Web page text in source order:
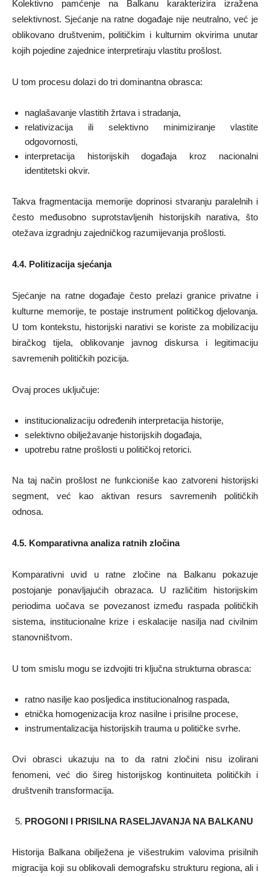
Kolektivno pamćenje na Balkanu karakterizira izražena
selektivnost. Sjećanje na ratne događaje nije neutralno, već je
oblikovano društvenim, političkim i kulturnim okvirima unutar
kojih pojedine zajednice interpretiraju vlastitu prošlost.
U tom procesu dolazi do tri dominantna obrasca:
naglašavanje vlastitih žrtava i stradanja,
relativizacija ili selektivno minimiziranje vlastite
odgovornosti,
interpretacija historijskih događaja kroz nacionalni
identitetski okvir.
Takva fragmentacija memorije doprinosi stvaranju paralelnih i
često međusobno suprotstavljenih historijskih narativa, što
otežava izgradnju zajedničkog razumijevanja prošlosti.
4.4. Politizacija sjećanja
Sjećanje na ratne događaje često prelazi granice privatne i
kulturne memorije, te postaje instrument političkog djelovanja.
U tom kontekstu, historijski narativi se koriste za mobilizaciju
biračkog tijela, oblikovanje javnog diskursa i legitimaciju
savremenih političkih pozicija.
Ovaj proces uključuje:
institucionalizaciju određenih interpretacija historije,
selektivno obilježavanje historijskih događaja,
upotrebu ratne prošlosti u političkoj retorici.
Na taj način prošlost ne funkcioniše kao zatvoreni historijski
segment, već kao aktivan resurs savremenih političkih
odnosa.
4.5. Komparativna analiza ratnih zločina
Komparativni uvid u ratne zločine na Balkanu pokazuje
postojanje ponavljajućih obrazaca. U različitim historijskim
periodima uočava se povezanost između raspada političkih
sistema, institucionalne krize i eskalacije nasilja nad civilnim
stanovništvom.
U tom smislu mogu se izdvojiti tri ključna strukturna obrasca:
ratno nasilje kao posljedica institucionalnog raspada,
etnička homogenizacija kroz nasilne i prisilne procese,
instrumentalizacija historijskih trauma u političke svrhe.
Ovi obrasci ukazuju na to da ratni zločini nisu izolirani
fenomeni, već dio šireg historijskog kontinuiteta političkih i
društvenih transformacija.
PROGONI I PRISILNA RASELJAVANJA NA BALKANU
Historija Balkana obilježena je višestrukim valovima prisilnih
migracija koji su oblikovali demografsku strukturu regiona, ali i